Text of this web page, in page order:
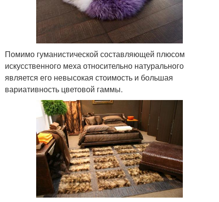
Помимо гуманистической составляющей плюсом
искусственного меха относительно натурального
является его невысокая стоимость и большая
вариативность цветовой гаммы.